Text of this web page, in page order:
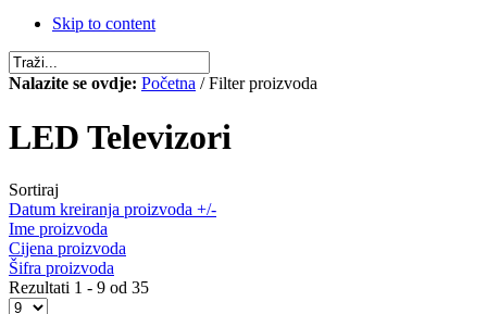
Skip to content
Nalazite se ovdje: Početna / Filter proizvoda
LED Televizori
Sortiraj
Datum kreiranja proizvoda +/-
Ime proizvoda
Cijena proizvoda
Šifra proizvoda
Rezultati 1 - 9 od 35